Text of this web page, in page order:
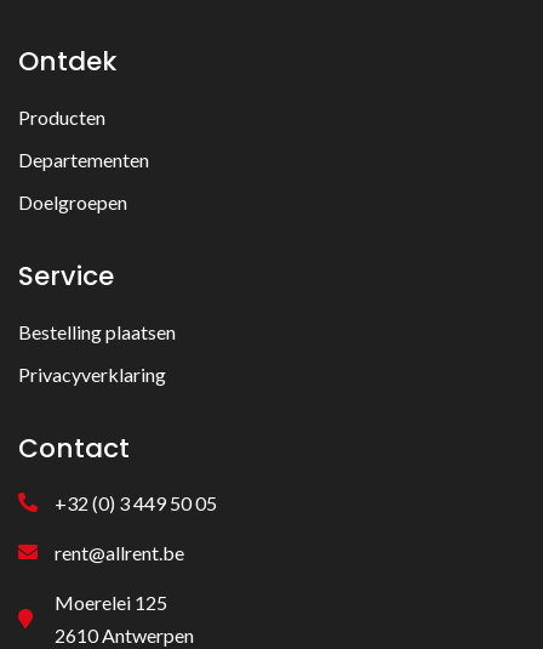
Ontdek
Producten
Departementen
Doelgroepen
Service
Bestelling plaatsen
Privacyverklaring
Contact
+32 (0) 3 449 50 05
rent@allrent.be
Moerelei 125
2610 Antwerpen